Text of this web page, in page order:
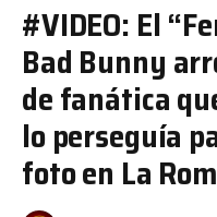
#VIDEO: El
Bad Bunny
de fanática
lo perseguía
foto en La